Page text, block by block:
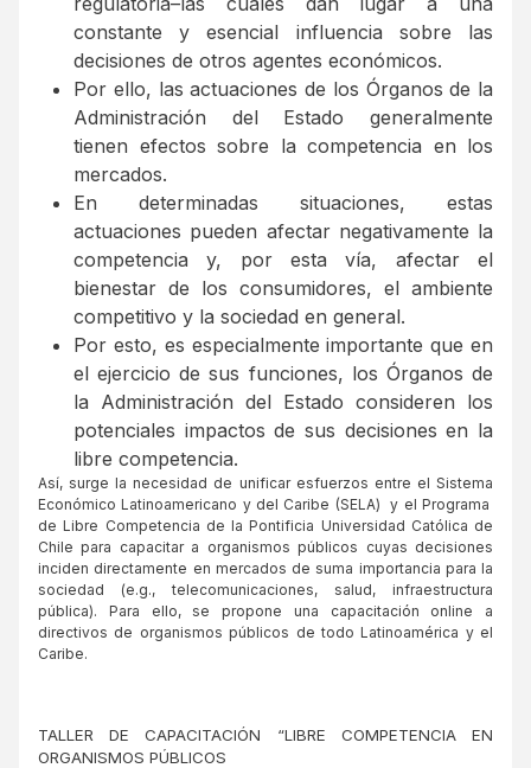
constante y esencial influencia sobre las
decisiones de otros agentes económicos.
Por ello, las actuaciones de los Órganos de la
Administración del Estado generalmente
tienen efectos sobre la competencia en los
mercados.
En determinadas situaciones, estas
actuaciones pueden afectar negativamente la
competencia y, por esta vía, afectar el
bienestar de los consumidores, el ambiente
competitivo y la sociedad en general.
Por esto, es especialmente importante que en
el ejercicio de sus funciones, los Órganos de
la Administración del Estado consideren los
potenciales impactos de sus decisiones en la
libre competencia.
Así, surge la necesidad de unificar esfuerzos entre el Sistema
Económico Latinoamericano y del Caribe (SELA) y el Programa
de Libre Competencia de la Pontificia Universidad Católica de
Chile para capacitar a organismos públicos cuyas decisiones
inciden directamente en mercados de suma importancia para la
sociedad (e.g., telecomunicaciones, salud, infraestructura
pública). Para ello, se propone una capacitación online a
directivos de organismos públicos de todo Latinoamérica y el
Caribe.
TALLER DE CAPACITACIÓN “LIBRE COMPETENCIA EN
ORGANISMOS PÚBLICOS